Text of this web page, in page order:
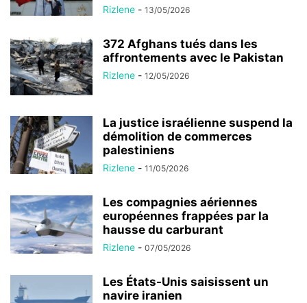
Rizlene - 13/05/2026
372 Afghans tués dans les
affrontements avec le Pakistan
Rizlene - 12/05/2026
La justice israélienne suspend la
démolition de commerces
palestiniens
Rizlene - 11/05/2026
Les compagnies aériennes
européennes frappées par la
hausse du carburant
Rizlene - 07/05/2026
Les États-Unis saisissent un
navire iranien